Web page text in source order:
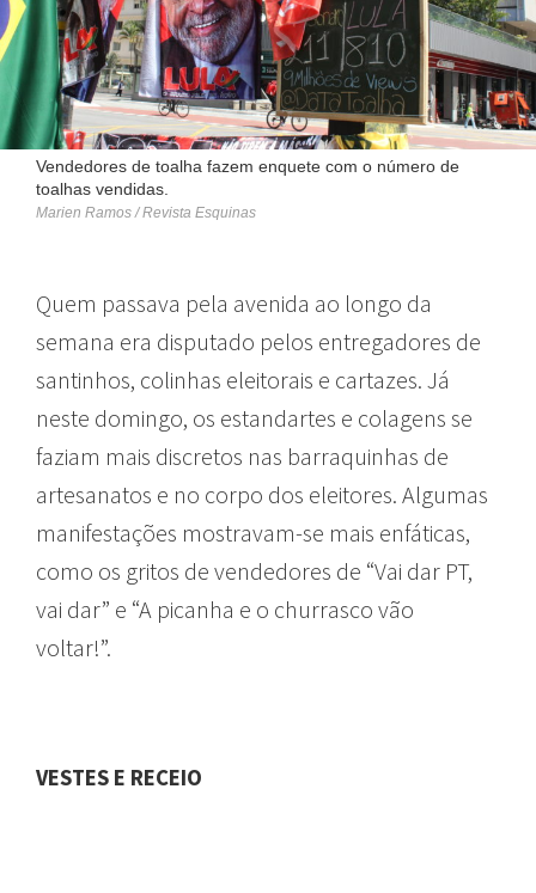
Vendedores de toalha fazem enquete com o número de
toalhas vendidas.
Marien Ramos / Revista Esquinas
Quem passava pela avenida ao longo da
semana era disputado pelos entregadores de
santinhos, colinhas eleitorais e cartazes. Já
neste domingo, os estandartes e colagens se
faziam mais discretos nas barraquinhas de
artesanatos e no corpo dos eleitores. Algumas
manifestações mostravam-se mais enfáticas,
como os gritos de vendedores de “Vai dar PT,
vai dar” e “A picanha e o churrasco vão
voltar!”.
VESTES E RECEIO